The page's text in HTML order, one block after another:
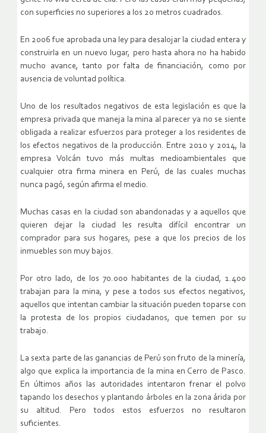
con superficies no superiores a los 20 metros cuadrados.
En 2006 fue aprobada una ley para desalojar la ciudad entera y
construirla en un nuevo lugar, pero hasta ahora no ha habido
mucho avance, tanto por falta de financiación, como por
ausencia de voluntad política.
Uno de los resultados negativos de esta legislación es que la
empresa privada que maneja la mina al parecer ya no se siente
obligada a realizar esfuerzos para proteger a los residentes de
los efectos negativos de la producción. Entre 2010 y 2014, la
empresa Volcán tuvo más multas medioambientales que
cualquier otra firma minera en Perú, de las cuales muchas
nunca pagó, según afirma el medio.
Muchas casas en la ciudad son abandonadas y a aquellos que
quieren dejar la ciudad les resulta difícil encontrar un
comprador para sus hogares, pese a que los precios de los
inmuebles son muy bajos.
Por otro lado, de los 70.000 habitantes de la ciudad, 1.400
trabajan para la mina, y pese a todos sus efectos negativos,
aquellos que intentan cambiar la situación pueden toparse con
la protesta de los propios ciudadanos, que temen por su
trabajo.
La sexta parte de las ganancias de Perú son fruto de la minería,
algo que explica la importancia de la mina en Cerro de Pasco.
En últimos años las autoridades intentaron frenar el polvo
tapando los desechos y plantando árboles en la zona árida por
su altitud. Pero todos estos esfuerzos no resultaron
suficientes.